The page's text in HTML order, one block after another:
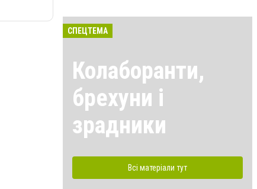
СПЕЦТЕМА
Колаборанти,
брехуни і
зрадники
Всі матеріали тут